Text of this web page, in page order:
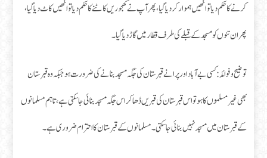
کرنے کا حکم دیا تو انھیں ہموار کر دیا گیا، پھر آپ نے کھجوریں کاٹنے کا حکم دیا تو انھیں کاٹ دیا گیا،
پھر ان تنوں کو مسجد کے قبلے کی طرف قطار میں گاڑ دیا گیا۔
توضیح و فوائد: کسی بے آباد اور پرانے قبرستان کی جگہ مسجد بنانے کی ضرورت ہو جبکہ وہ قبرستان
بھی غیر مسلموں کا ہو تو اس قبرستان کی قبریں ڈھا کر اس جگہ مسجد بنائی جا سکتی ہے، تاہم مسلمانوں
کے قبرستان میں مسجد نہیں بنائی جاسکتی۔ مسلمانوں کے قبرستان کا احترام ضروری ہے۔